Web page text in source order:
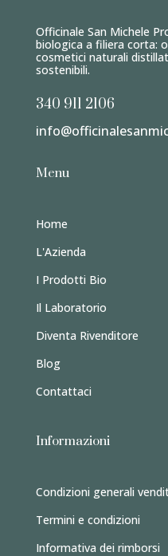
Officinale San Michele
biologica a filiera corta:
cosmetici naturali
sostenibili.
340 911 2106
Menu
Home
L'Azienda
I Prodotti Bio
Il Laboratorio
Diventa Rivenditore
Blog
Contattaci
Informazioni
Condizioni generali
Termini e condizioni
Informativa dei rimborsi